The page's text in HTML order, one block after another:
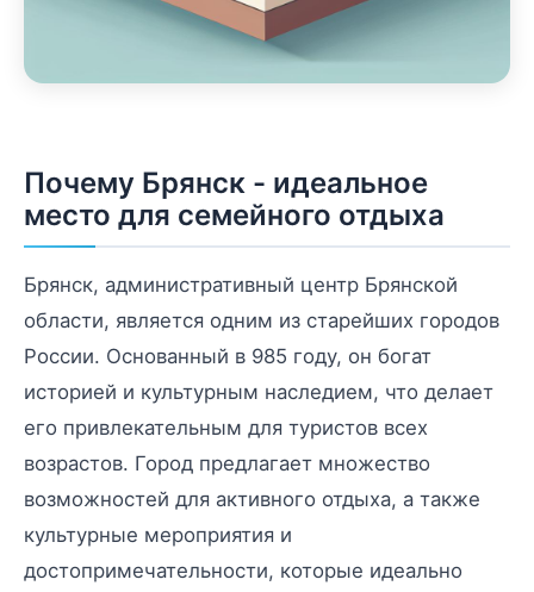
Почему Брянск - идеальное
место для семейного отдыха
Брянск, административный центр Брянской
области, является одним из старейших городов
России. Основанный в 985 году, он богат
историей и культурным наследием, что делает
его привлекательным для туристов всех
возрастов. Город предлагает множество
возможностей для активного отдыха, а также
культурные мероприятия и
достопримечательности, которые идеально